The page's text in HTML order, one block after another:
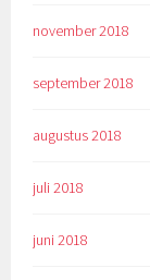
november 2018
september 2018
augustus 2018
juli 2018
juni 2018